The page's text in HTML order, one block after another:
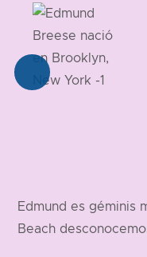
Edmund es géminis
Beach